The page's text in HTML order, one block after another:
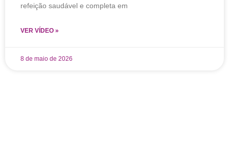
refeição saudável e completa em
VER VÍDEO »
8 de maio de 2026